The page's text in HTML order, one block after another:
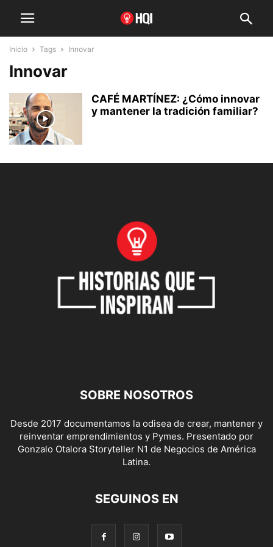
Inicio Tags Innovar
Innovar
CAFÉ MARTÍNEZ: ¿Cómo innovar
y mantener la tradición familiar?
SOBRE NOSOTROS
Desde 2017 documentamos la odisea de crear, mantener y
reinventar emprendimientos y Pymes. Presentado por
Gonzalo Otalora Storyteller N1 de Negocios de América
Latina.
SEGUINOS EN